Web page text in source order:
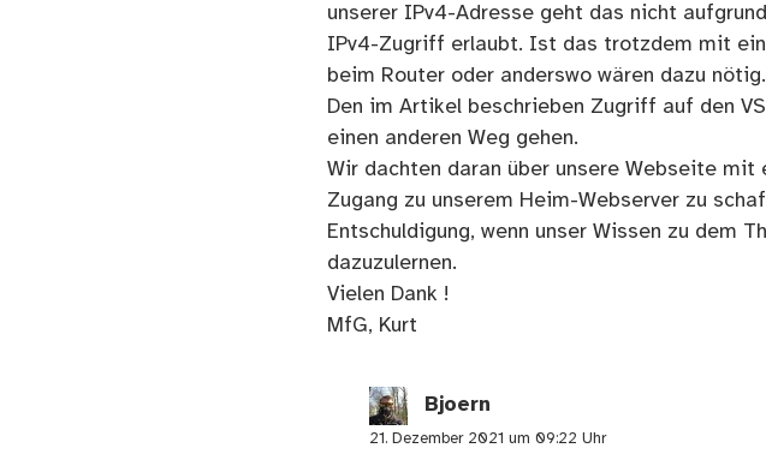
unserer IPv4-Adresse geht das nicht
IPv4-Zugriff erlaubt. Ist das trotzdem mit
beim Router oder anderswo wären dazu nötig.
Den im Artikel beschrieben Zugriff auf den
einen anderen Weg gehen.
Wir dachten daran über unsere Webseite
Zugang zu unserem Heim-Webserver zu
Entschuldigung, wenn unser Wissen zu dem
dazuzulernen.
Vielen Dank !
MfG, Kurt
Bjoern
21. Dezember 2021 um 09:22 Uhr